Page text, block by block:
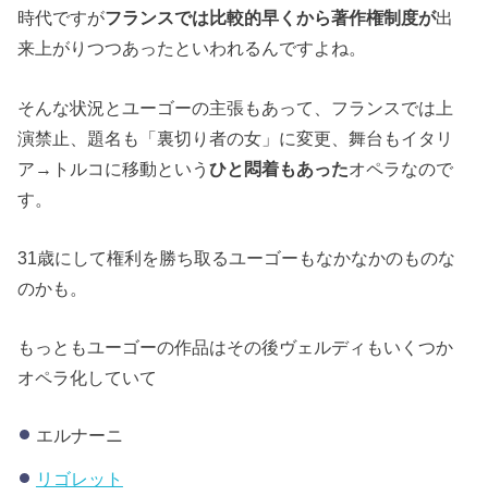
時代ですがフランスでは比較的早くから著作権制度が出
来上がりつつあったといわれるんですよね。
そんな状況とユーゴーの主張もあって、フランスでは上
演禁止、題名も「裏切り者の女」に変更、舞台もイタリ
ア→トルコに移動というひと悶着もあったオペラなので
す。
31歳にして権利を勝ち取るユーゴーもなかなかのものな
のかも。
もっともユーゴーの作品はその後ヴェルディもいくつか
オペラ化していて
エルナーニ
リゴレット